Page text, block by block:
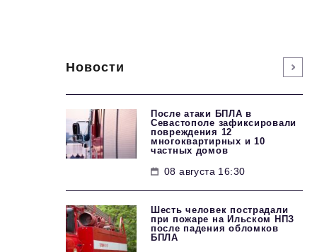
Новости
После атаки БПЛА в
Севастополе зафиксировали
повреждения 12
многоквартирных и 10
частных домов
08 августа 16:30
Шесть человек пострадали
при пожаре на Ильском НПЗ
после падения обломков
БПЛА